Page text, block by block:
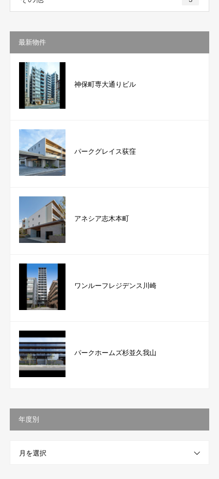
最新物件
神保町専大通りビル
パークグレイス荻窪
アネシア志木本町
ワンルーフレジデンス川崎
パークホームズ杉並久我山
年度別
月を選択